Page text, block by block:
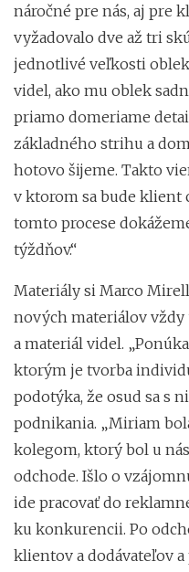
náročné pre nás, aj pre
vyžadovalo dve až tri
jednotlivé veľkosti
videl, ako mu oblek
priamo domeriame
základného strihu a
hotovo šijeme. Takto
v ktorom sa bude
tomto procese
týždňov.“
Materiály si Marco
nových materiálov
a materiál videl.
ktorým je tvorba
podotýka, že osud sa s
podnikania. „Miriam
kolegom, ktorý bol u
odchode. Išlo o
ide pracovať do
ku konkurencii. Po
klientov a dodávateľov